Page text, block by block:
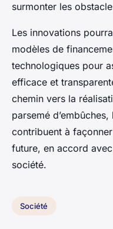
surmonter les
Les innovations
modèles de
technologiques pour
efficace et
chemin vers la
parsemé
contribuent à
future, en accord
société.
Société